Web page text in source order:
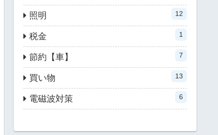
照明 12
税金 1
節約【車】 7
買い物 13
電磁波対策 6